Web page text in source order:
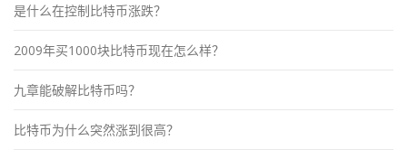
是什么在控制比特币涨跌？
2009年买1000块比特币现在怎么样？
九章能破解比特币吗？
比特币为什么突然涨到很高？